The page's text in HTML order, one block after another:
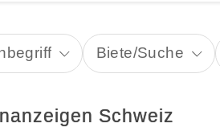
Biete/Suche
Schweiz